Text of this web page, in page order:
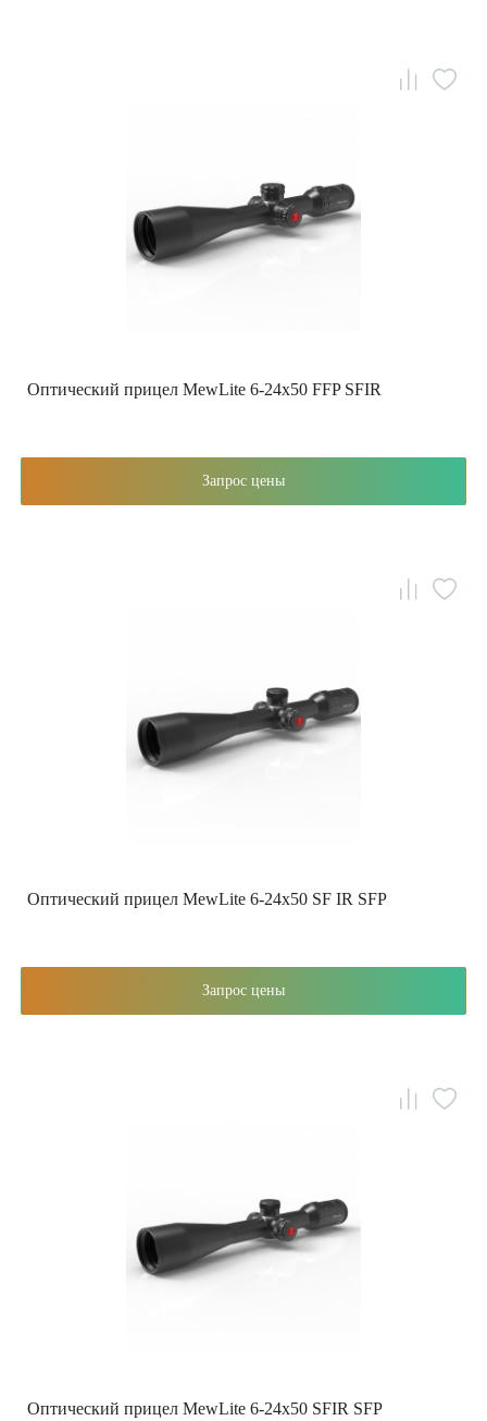
Оптический прицел MewLite 6-24x50 FFP SFIR
Запрос цены
Оптический прицел MewLite 6-24x50 SF IR SFP
Запрос цены
Оптический прицел MewLite 6-24x50 SFIR SFP